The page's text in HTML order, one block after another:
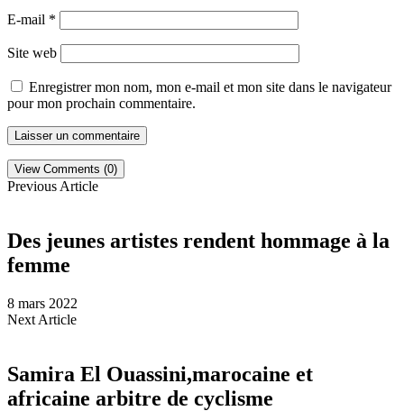
E-mail *
Site web
Enregistrer mon nom, mon e-mail et mon site dans le navigateur
pour mon prochain commentaire.
View Comments (0)
Previous Article
Des jeunes artistes rendent hommage à la
femme
8 mars 2022
Next Article
Samira El Ouassini,marocaine et
africaine arbitre de cyclisme